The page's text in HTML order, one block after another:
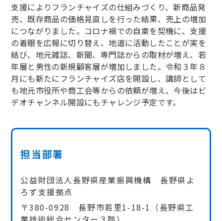
支援によりフランチャイズの仕組みづくり、新商品発
売、既存商品の価格見直しを行った結果、売上の増加
につながりました。コロナ禍での自粛を契機に、支援
の着眼を広報に切り替え、地道に活動したことが実を
結び、地元雑誌、新聞、専門誌からの取材が増え、若
年層と男性の新規顧客層が増加しました。令和３年８
月にも新たにフランチャイズ店を開設し、講師として
も地元市役所や商工会等からの依頼が増え、今後はビ
デオチャンネル開設にもチャレンジ予定です。
担当部署
公益財団法人長野県産業振興機構 長野県よ
ろず支援拠点
〒380-0928 長野市若里1-18-1（長野県工